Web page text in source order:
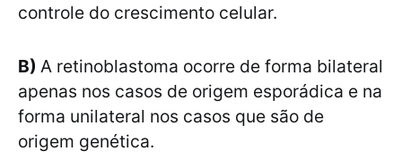
controle do crescimento celular.
B) A retinoblastoma ocorre de forma bilateral
apenas nos casos de origem esporádica e na
forma unilateral nos casos que são de
origem genética.